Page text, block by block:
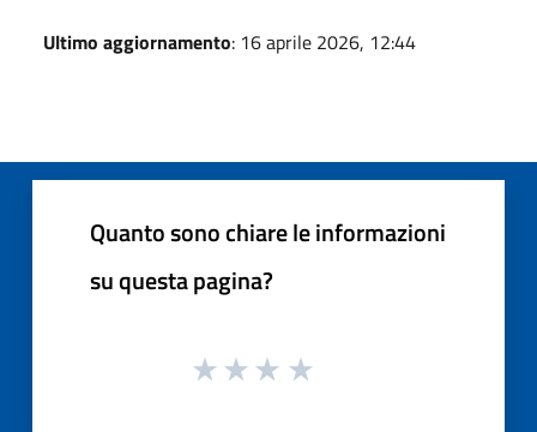
Ultimo aggiornamento: 16 aprile 2026, 12:44
Quanto sono chiare le informazioni
su questa pagina?